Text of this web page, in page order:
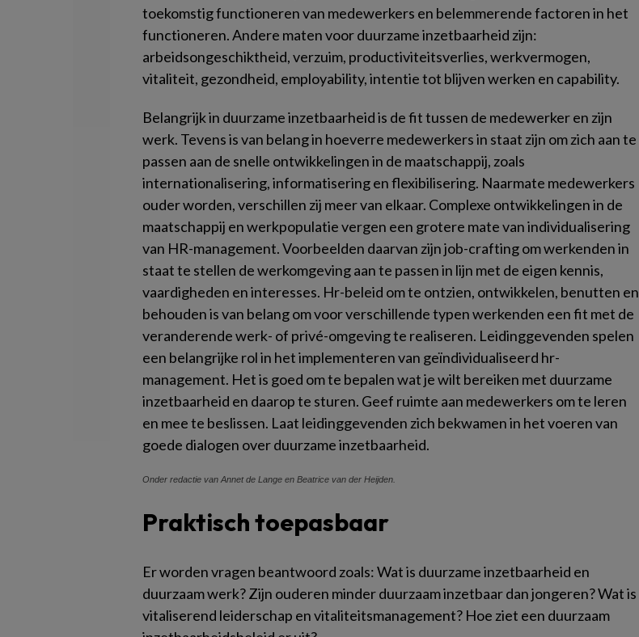
toekomstig functioneren van medewerkers en belemmerende factoren in het
functioneren. Andere maten voor duurzame inzetbaarheid zijn:
arbeidsongeschiktheid, verzuim, productiviteitsverlies, werkvermogen,
vitaliteit, gezondheid, employability, intentie tot blijven werken en capability.
Belangrijk in duurzame inzetbaarheid is de fit tussen de medewerker en zijn
werk. Tevens is van belang in hoeverre medewerkers in staat zijn om zich aan te
passen aan de snelle ontwikkelingen in de maatschappij, zoals
internationalisering, informatisering en flexibilisering. Naarmate medewerkers
ouder worden, verschillen zij meer van elkaar. Complexe ontwikkelingen in de
maatschappij en werkpopulatie vergen een grotere mate van individualisering
van HR-management. Voorbeelden daarvan zijn job-crafting om werkenden in
staat te stellen de werkomgeving aan te passen in lijn met de eigen kennis,
vaardigheden en interesses. Hr-beleid om te ontzien, ontwikkelen, benutten en
behouden is van belang om voor verschillende typen werkenden een fit met de
veranderende werk- of privé-omgeving te realiseren. Leidinggevenden spelen
een belangrijke rol in het implementeren van geïndividualiseerd hr-
management. Het is goed om te bepalen wat je wilt bereiken met duurzame
inzetbaarheid en daarop te sturen. Geef ruimte aan medewerkers om te leren
en mee te beslissen. Laat leidinggevenden zich bekwamen in het voeren van
goede dialogen over duurzame inzetbaarheid.
Onder redactie van Annet de Lange en Beatrice van der Heijden.
Praktisch toepasbaar
Er worden vragen beantwoord zoals: Wat is duurzame inzetbaarheid en
duurzaam werk? Zijn ouderen minder duurzaam inzetbaar dan jongeren? Wat is
vitaliserend leiderschap en vitaliteitsmanagement? Hoe ziet een duurzaam